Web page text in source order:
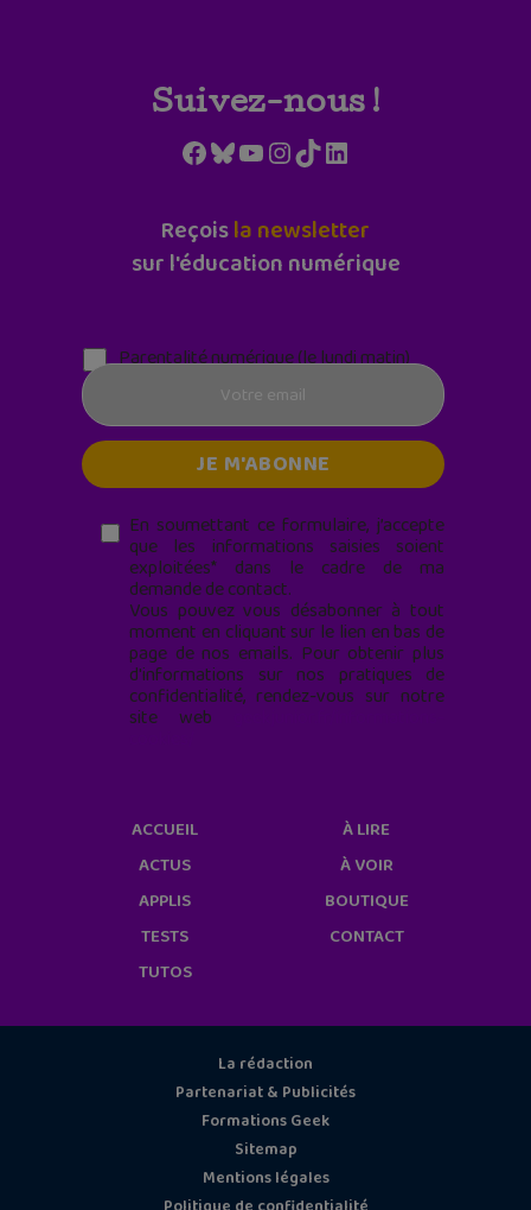
Suivez-nous !
Facebook
Bluesky
YouTube
Instagram
TikTokLinkedIn
Reçoisla newsletter
sur l'éducation numérique
Parentalité numérique (le lundi matin)
En soumettant ce formulaire, j’accepte
que les informations saisies soient
exploitées* dans le cadre de ma
demande de contact.
Vous pouvez vous désabonner à tout
moment en cliquant sur le lien en bas de
page de nos emails. Pour obtenir plus
d'informations sur nos pratiques de
confidentialité, rendez-vous sur notre
site web
ACCUEIL
ACTUS
APPLIS
TESTS
TUTOS
À LIRE
À VOIR
BOUTIQUE
CONTACT
La rédaction
Partenariat & Publicités
Formations Geek
Sitemap
Mentions légales